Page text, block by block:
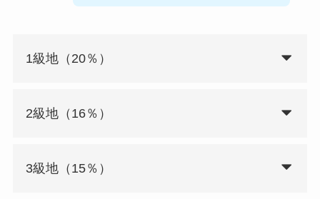
1級地（20％）
2級地（16％）
3級地（15％）